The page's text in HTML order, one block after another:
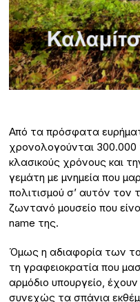
Από τα πρόσφατα
χρονολογούνται 300.000
κλασικούς χρόνους και
γεμάτη με μνημεία που
πολιτισμού σ’ αυτόν
ζωντανό μουσείο που
name της.
Όμως η αδιαφορία των
τη γραφειοκρατία που
αρμόδιο υπουργείο,
συνεχώς τα σπάνια